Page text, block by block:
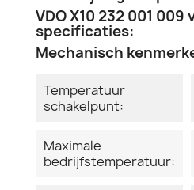
VDO X10 232 001
specificaties:
Mechanisch
Temperatuur
schakelpunt:
Maximale
bedrijfstemperatuur: